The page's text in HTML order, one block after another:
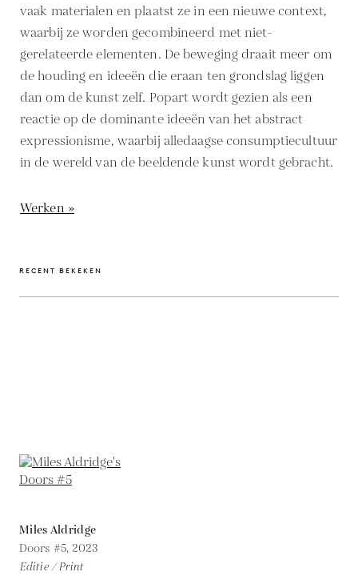
vaak materialen en plaatst ze in een nieuwe context,
waarbij ze worden gecombineerd met niet-
gerelateerde elementen. De beweging draait meer om
de houding en ideeën die eraan ten grondslag liggen
dan om de kunst zelf. Popart wordt gezien als een
reactie op de dominante ideeën van het abstract
expressionisme, waarbij alledaagse consumptiecultuur
in de wereld van de beeldende kunst wordt gebracht.
Werken »
RECENT BEKEKEN
Miles Aldridge
Doors #5, 2023
Editie / Print